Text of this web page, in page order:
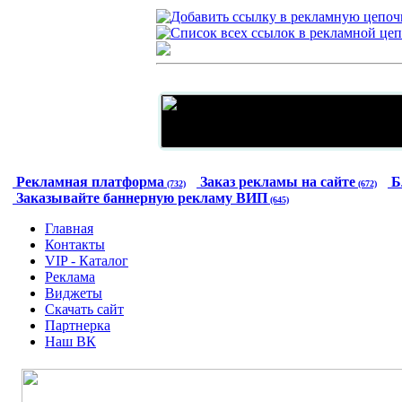
Рекламная платформа (732) Заказ рекламы на сайте (672)
Заказывайте баннерную рекламу ВИП (645)
Главная
Контакты
VIP - Каталог
Реклама
Виджеты
Скачать сайт
Партнерка
Наш ВК